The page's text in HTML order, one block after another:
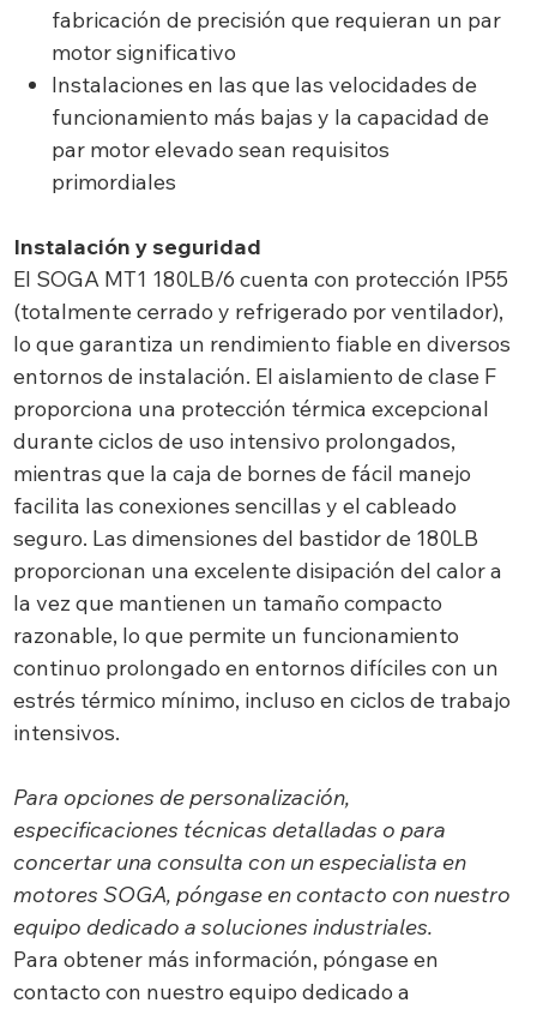
fabricación de precisión que requieran un par
motor significativo
Instalaciones en las que las velocidades de
funcionamiento más bajas y la capacidad de
par motor elevado sean requisitos
primordiales
Instalación y seguridad
El SOGA MT1 180LB/6 cuenta con protección IP55
(totalmente cerrado y refrigerado por ventilador),
lo que garantiza un rendimiento fiable en diversos
entornos de instalación. El aislamiento de clase F
proporciona una protección térmica excepcional
durante ciclos de uso intensivo prolongados,
mientras que la caja de bornes de fácil manejo
facilita las conexiones sencillas y el cableado
seguro. Las dimensiones del bastidor de 180LB
proporcionan una excelente disipación del calor a
la vez que mantienen un tamaño compacto
razonable, lo que permite un funcionamiento
continuo prolongado en entornos difíciles con un
estrés térmico mínimo, incluso en ciclos de trabajo
intensivos.
Para opciones de personalización,
especificaciones técnicas detalladas o para
concertar una consulta con un especialista en
motores SOGA, póngase en contacto con nuestro
equipo dedicado a soluciones industriales.
Para obtener más información, póngase en
contacto con nuestro equipo dedicado a